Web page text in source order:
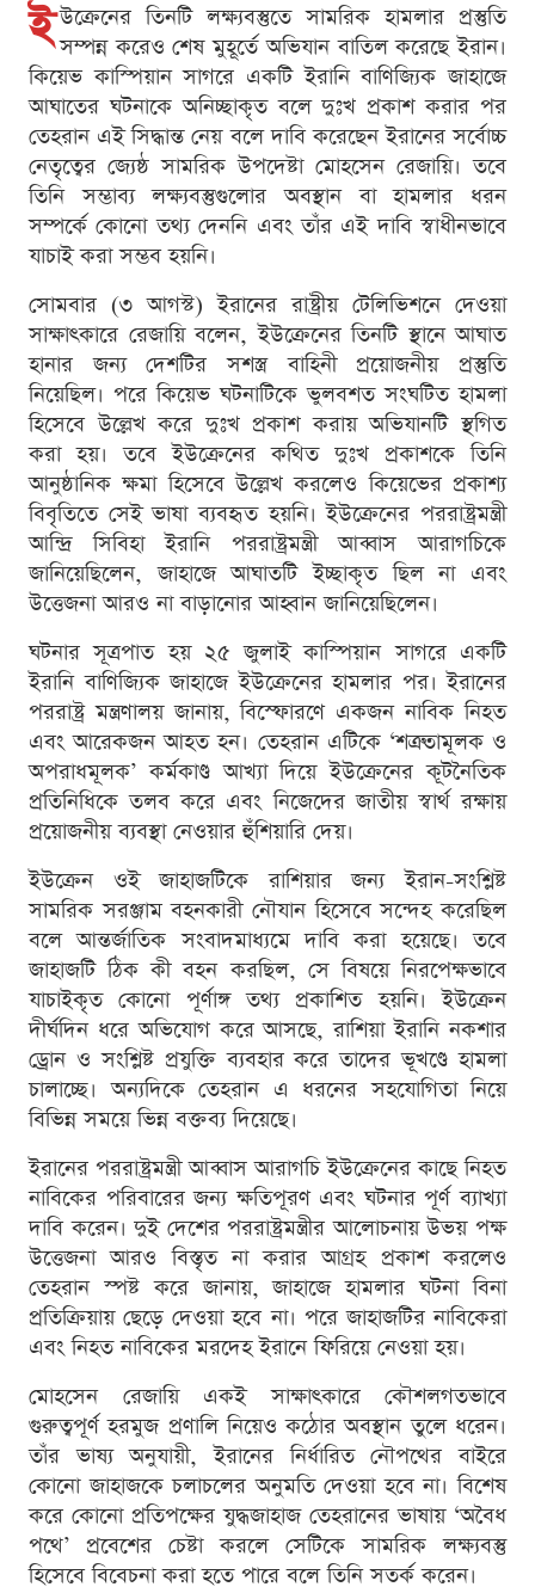
ই উক্রেনের তিনটি লক্ষ্যবস্তুতে সামরিক হামলার প্রস্তুতি
সম্পন্ন করেও শেষ মুহূর্তে অভিযান বাতিল করেছে ইরান।
কিয়েভ কাস্পিয়ান সাগরে একটি ইরানি বাণিজ্যিক জাহাজে
আঘাতের ঘটনাকে অনিচ্ছাকৃত বলে দুঃখ প্রকাশ করার পর
তেহরান এই সিদ্ধান্ত নেয় বলে দাবি করেছেন ইরানের সর্বোচ্চ
নেতৃত্বের জ্যেষ্ঠ সামরিক উপদেষ্টা মোহসেন রেজায়ি। তবে
তিনি সম্ভাব্য লক্ষ্যবস্তুগুলোর অবস্থান বা হামলার ধরন
সম্পর্কে কোনো তথ্য দেননি এবং তাঁর এই দাবি স্বাধীনভাবে
যাচাই করা সম্ভব হয়নি।
সোমবার (৩ আগস্ট) ইরানের রাষ্ট্রীয় টেলিভিশনে দেওয়া
সাক্ষাৎকারে রেজায়ি বলেন, ইউক্রেনের তিনটি স্থানে আঘাত
হানার জন্য দেশটির সশস্ত্র বাহিনী প্রয়োজনীয় প্রস্তুতি
নিয়েছিল। পরে কিয়েভ ঘটনাটিকে ভুলবশত সংঘটিত হামলা
হিসেবে উল্লেখ করে দুঃখ প্রকাশ করায় অভিযানটি স্থগিত
করা হয়। তবে ইউক্রেনের কথিত দুঃখ প্রকাশকে তিনি
আনুষ্ঠানিক ক্ষমা হিসেবে উল্লেখ করলেও কিয়েভের প্রকাশ্য
বিবৃতিতে সেই ভাষা ব্যবহৃত হয়নি। ইউক্রেনের পররাষ্ট্রমন্ত্রী
আন্দ্রি সিবিহা ইরানি পররাষ্ট্রমন্ত্রী আব্বাস আরাগচিকে
জানিয়েছিলেন, জাহাজে আঘাতটি ইচ্ছাকৃত ছিল না এবং
উত্তেজনা আরও না বাড়ানোর আহ্বান জানিয়েছিলেন।
ঘটনার সূত্রপাত হয় ২৫ জুলাই কাস্পিয়ান সাগরে একটি
ইরানি বাণিজ্যিক জাহাজে ইউক্রেনের হামলার পর। ইরানের
পররাষ্ট্র মন্ত্রণালয় জানায়, বিস্ফোরণে একজন নাবিক নিহত
এবং আরেকজন আহত হন। তেহরান এটিকে ‘শত্রুতামূলক ও
অপরাধমূলক’ কর্মকাণ্ড আখ্যা দিয়ে ইউক্রেনের কূটনৈতিক
প্রতিনিধিকে তলব করে এবং নিজেদের জাতীয় স্বার্থ রক্ষায়
প্রয়োজনীয় ব্যবস্থা নেওয়ার হুঁশিয়ারি দেয়।
ইউক্রেন ওই জাহাজটিকে রাশিয়ার জন্য ইরান-সংশ্লিষ্ট
সামরিক সরঞ্জাম বহনকারী নৌযান হিসেবে সন্দেহ করেছিল
বলে আন্তর্জাতিক সংবাদমাধ্যমে দাবি করা হয়েছে। তবে
জাহাজটি ঠিক কী বহন করছিল, সে বিষয়ে নিরপেক্ষভাবে
যাচাইকৃত কোনো পূর্ণাঙ্গ তথ্য প্রকাশিত হয়নি। ইউক্রেন
দীর্ঘদিন ধরে অভিযোগ করে আসছে, রাশিয়া ইরানি নকশার
ড্রোন ও সংশ্লিষ্ট প্রযুক্তি ব্যবহার করে তাদের ভূখণ্ডে হামলা
চালাচ্ছে। অন্যদিকে তেহরান এ ধরনের সহযোগিতা নিয়ে
বিভিন্ন সময়ে ভিন্ন বক্তব্য দিয়েছে।
ইরানের পররাষ্ট্রমন্ত্রী আব্বাস আরাগচি ইউক্রেনের কাছে নিহত
নাবিকের পরিবারের জন্য ক্ষতিপূরণ এবং ঘটনার পূর্ণ ব্যাখ্যা
দাবি করেন। দুই দেশের পররাষ্ট্রমন্ত্রীর আলোচনায় উভয় পক্ষ
উত্তেজনা আরও বিস্তৃত না করার আগ্রহ প্রকাশ করলেও
তেহরান স্পষ্ট করে জানায়, জাহাজে হামলার ঘটনা বিনা
প্রতিক্রিয়ায় ছেড়ে দেওয়া হবে না। পরে জাহাজটির নাবিকেরা
এবং নিহত নাবিকের মরদেহ ইরানে ফিরিয়ে নেওয়া হয়।
মোহসেন রেজায়ি একই সাক্ষাৎকারে কৌশলগতভাবে
গুরুত্বপূর্ণ হরমুজ প্রণালি নিয়েও কঠোর অবস্থান তুলে ধরেন।
তাঁর ভাষ্য অনুযায়ী, ইরানের নির্ধারিত নৌপথের বাইরে
কোনো জাহাজকে চলাচলের অনুমতি দেওয়া হবে না। বিশেষ
করে কোনো প্রতিপক্ষের যুদ্ধজাহাজ তেহরানের ভাষায় ‘অবৈধ
পথে’ প্রবেশের চেষ্টা করলে সেটিকে সামরিক লক্ষ্যবস্তু
হিসেবে বিবেচনা করা হতে পারে বলে তিনি সতর্ক করেন।